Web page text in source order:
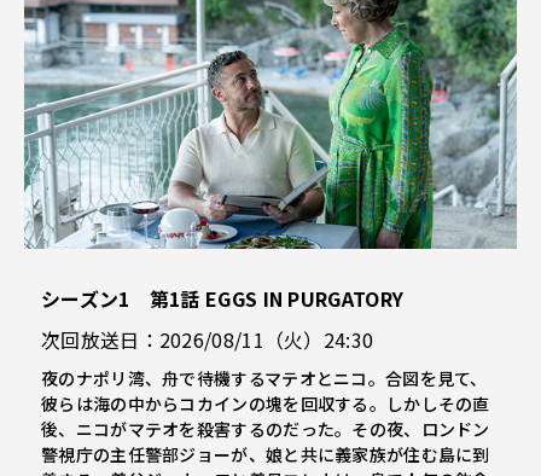
シーズン1 第1話 EGGS IN PURGATORY
次回放送日：2026/08/11（火）24:30
夜のナポリ湾、舟で待機するマテオとニコ。合図を見て、
彼らは海の中からコカインの塊を回収する。しかしその直
後、ニコがマテオを殺害するのだった。その夜、ロンドン
警視庁の主任警部ジョーが、娘と共に義家族が住む島に到